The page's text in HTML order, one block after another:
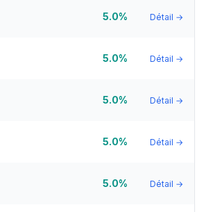
5.0% Détail →
5.0% Détail →
5.0% Détail →
5.0% Détail →
5.0% Détail →